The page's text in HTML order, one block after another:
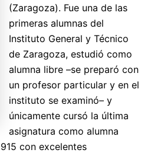
(Zaragoza). Fue una de las
primeras alumnas del
Instituto General y Técnico
de Zaragoza, estudió como
alumna libre –se preparó con
un profesor particular y en el
instituto se examinó– y
únicamente cursó la última
asignatura como alumna
con excelentes